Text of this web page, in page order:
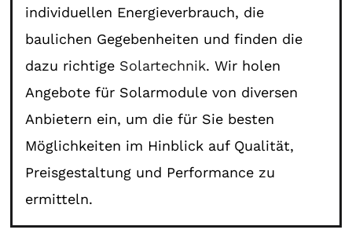
individuellen Energieverbrauch, die
baulichen Gegebenheiten und finden die
dazu richtige Solartechnik. Wir holen
Angebote für Solarmodule von diversen
Anbietern ein, um die für Sie besten
Möglichkeiten im Hinblick auf Qualität,
Preisgestaltung und Performance zu
ermitteln.